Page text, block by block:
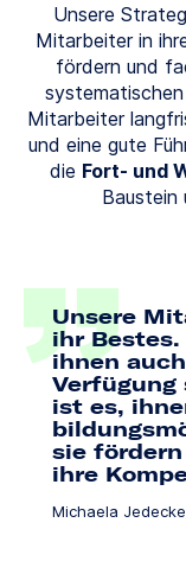
Unsere
Mitarbeiter in
fördern und
Mitarbeiter
und eine gute
die Fort- und
Baustein
Unsere
ihr
ihnen
Verfügung
ist es,
sie
ihre
Michaela